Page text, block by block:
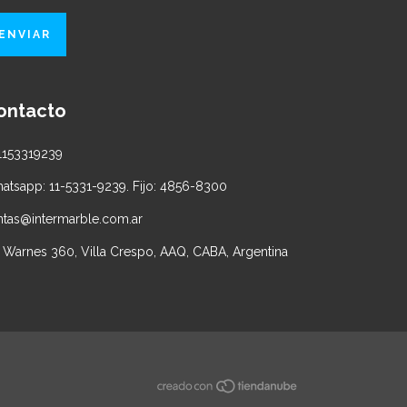
11-5331-9239. Fijo: 4856-8300
Warnes 360, Villa Crespo, AAQ, CABA, Argentina